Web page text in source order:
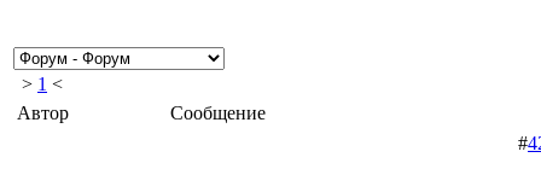
> 1 <
Автор
Сообщение
#